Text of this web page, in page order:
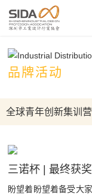
品牌活动
全球青年创新集训营
盼望着盼望着备受大